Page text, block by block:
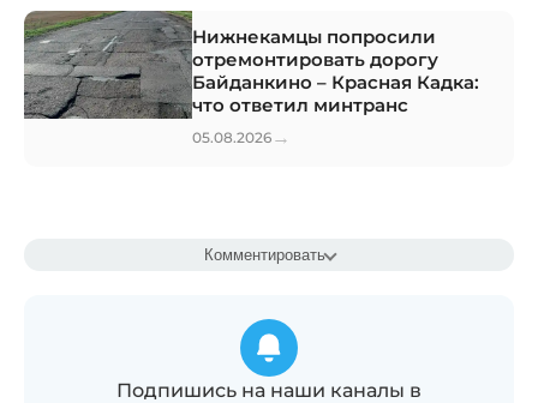
Нижнекамцы попросили
отремонтировать дорогу
Байданкино – Красная Кадка:
что ответил минтранс
05.08.2026 →
Комментировать
Подпишись на наши каналы в